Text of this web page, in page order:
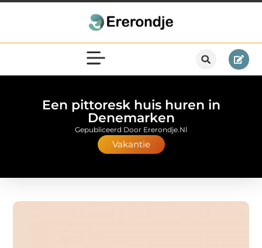
Een pittoresk huis huren in
Denemarken
Vakantie
Gepubliceerd Door Ererondje.nl